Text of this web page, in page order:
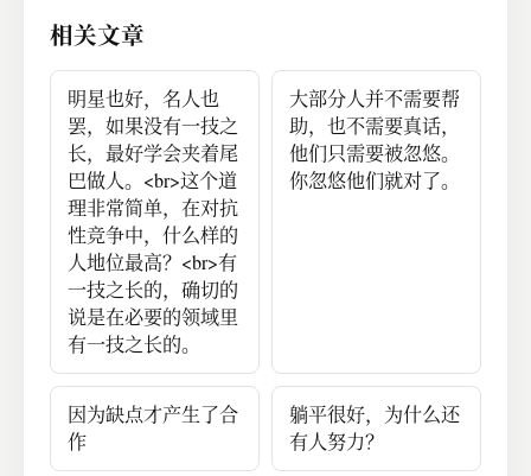
相关文章
明星也好，名人也
罢，如果没有一技之
长，最好学会夹着尾
巴做人。<br>这个道
理非常简单，在对抗
性竞争中，什么样的
人地位最高？<br>有
一技之长的，确切的
说是在必要的领域里
有一技之长的。
大部分人并不需要帮
助，也不需要真话，
他们只需要被忽悠。
你忽悠他们就对了。
因为缺点才产生了合
作
躺平很好，为什么还
有人努力？